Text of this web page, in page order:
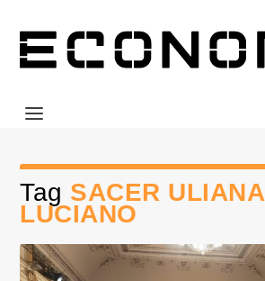
Tag SACER ULIANA
LUCIANO